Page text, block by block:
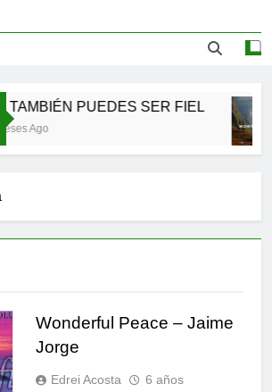
TAMBIÉN PUEDES SER FIEL
Ago
Wonderful Peace – Jaime
Jorge
Edrei Acosta
6 años